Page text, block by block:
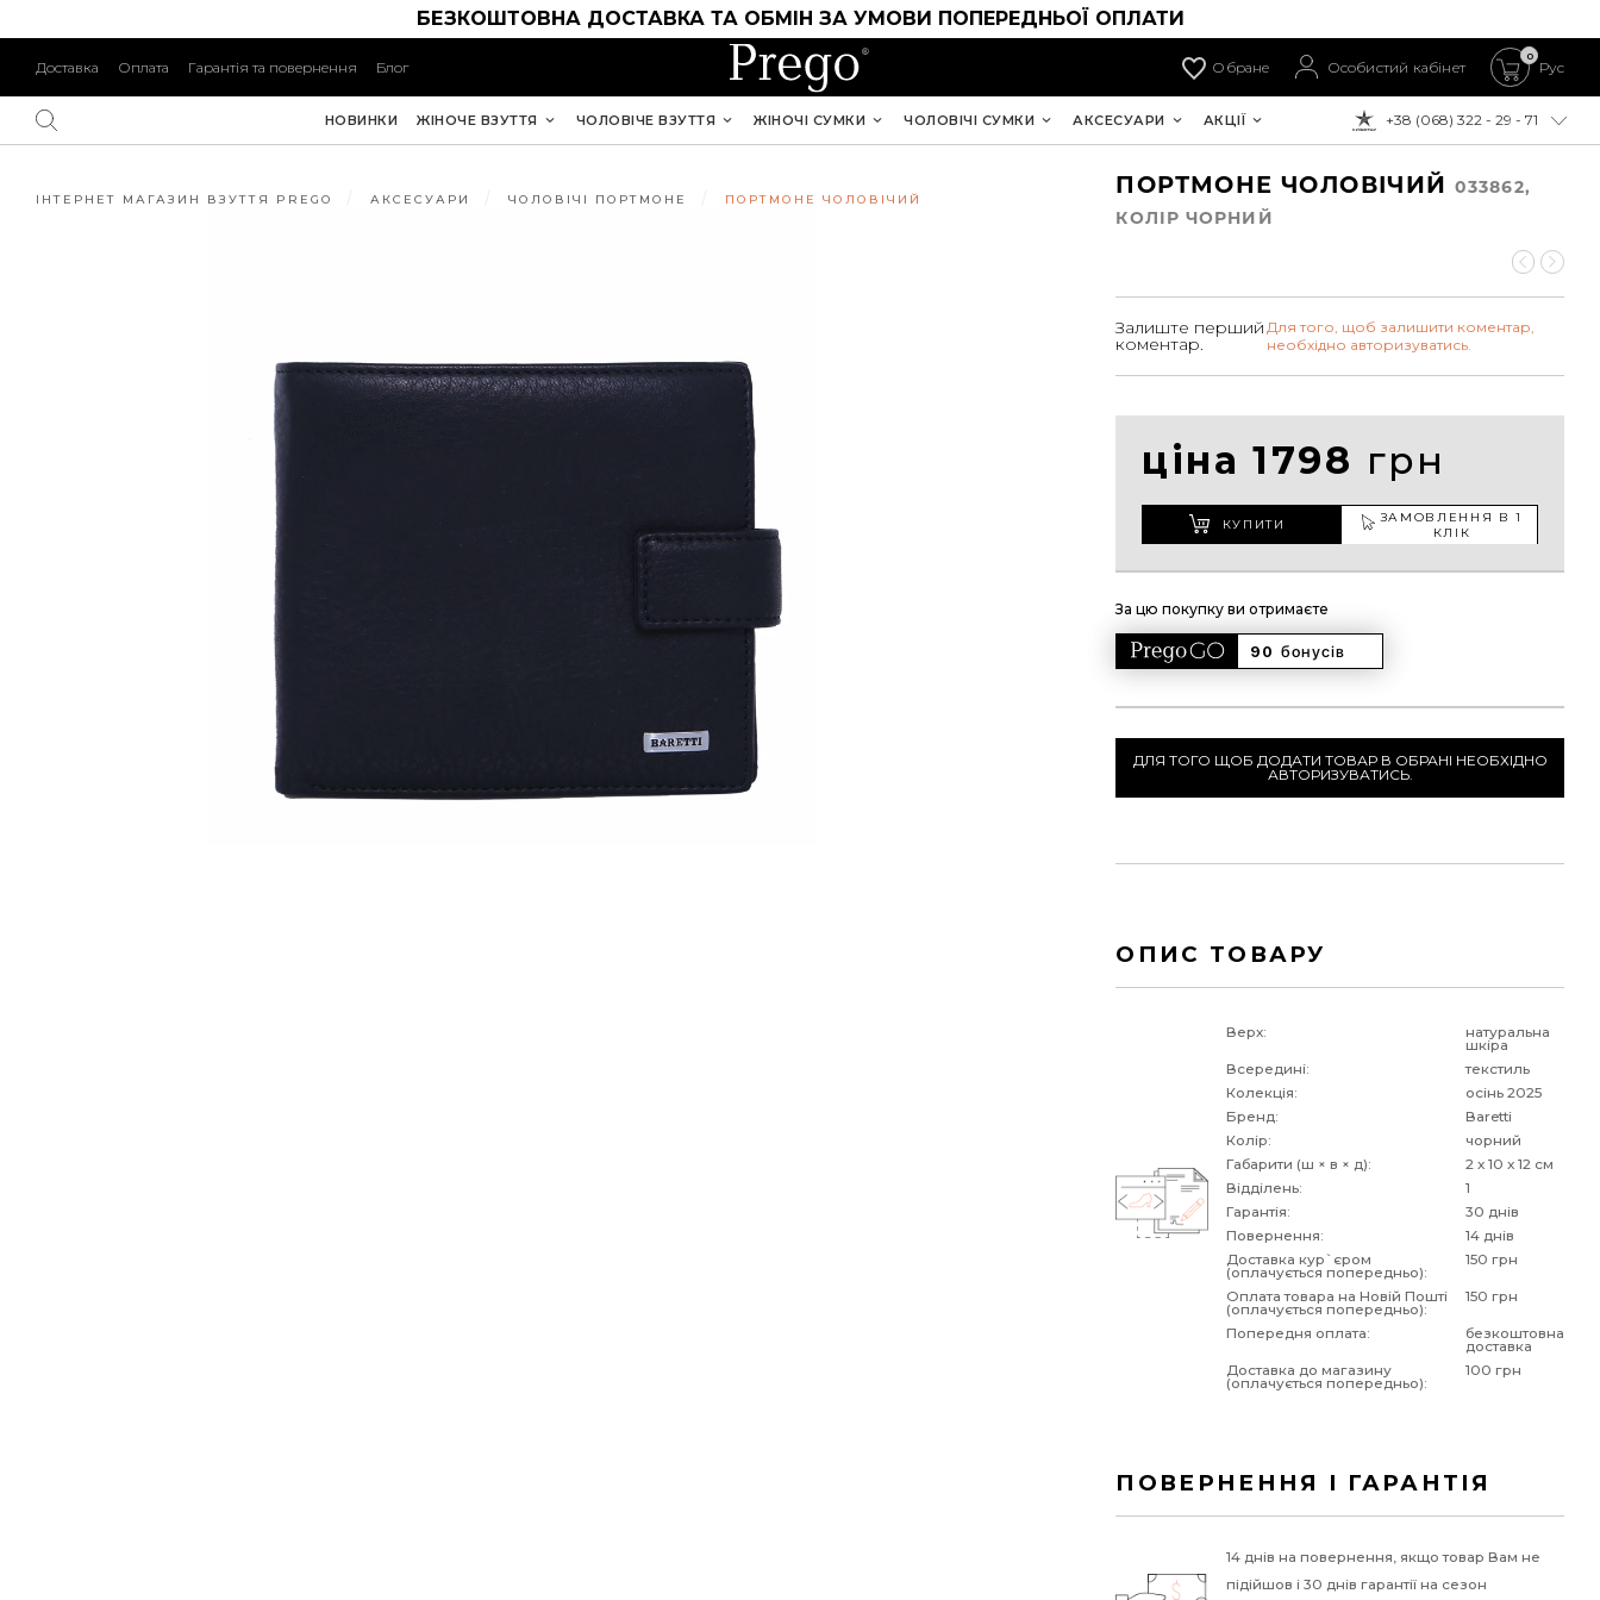
БЕЗКОШТОВНА ДОСТАВКА ТА ОБМІН ЗА УМОВИ ПОПЕРЕДНЬОЇ ОПЛАТИ
Доставка Оплата Гарантія та повернення Блог Обране Особистий кабінет
0
Рус
ДО ОПЛАТИ:
+38 (068) 322 - 29 - 71
НОВИНКИ ЖІНОЧЕ ВЗУТТЯ ЧОЛОВІЧЕ ВЗУТТЯ ЖІНОЧІ СУМКИ ЧОЛОВІЧІ СУМКИ АКСЕСУАРИ АКЦІЇ
ІНТЕРНЕТ МАГАЗИН ВЗУТТЯ PREGO АКСЕСУАРИ ЧОЛОВІЧІ ПОРТМОНЕ ПОРТМОНЕ ЧОЛОВІЧИЙ
ПОРТМОНЕ ЧОЛОВІЧИЙ033862,
КОЛIР ЧОРНИЙ
Залиште перший
коментар.
Для того, щоб залишити коментар,
необхідно авторизуватись.
ціна 1798 грн
КУПИТИ
ЗАМОВЛЕННЯ В 1
КЛІК
За цю покупку ви отримаєте
90 бонусів
ДЛЯ ТОГО ЩОБ ДОДАТИ ТОВАР В ОБРАНІ НЕОБХІДНО
АВТОРИЗУВАТИСЬ.
ОПИС ТОВАРУ
Верх: натуральна
шкіра
Всередині:
текстиль
Колекція:
осінь 2025
Бренд:
Baretti
Колір:
чорний
Габарити (ш × в × д):
2 x 10 x 12 см
Відділень:
1
Гарантія:
30 днів
Повернення:
14 днів
Доставка кур`єром
(оплачується попередньо):
150 грн
Оплата товара на Новій Пошті
(оплачується попередньо):
150 грн
Попередня оплата: безкоштовна
доставка
Доставка до магазину
(оплачується попередньо):
100 грн
ПОВЕРНЕННЯ І ГАРАНТІЯ
14 днів на повернення, якщо товар Вам не
підійшов і 30 днів гарантії на сезон